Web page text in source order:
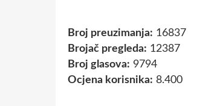
Broj preuzimanja: 16837
Brojač pregleda: 12387
Broj glasova: 9794
Ocjena korisnika: 8.400